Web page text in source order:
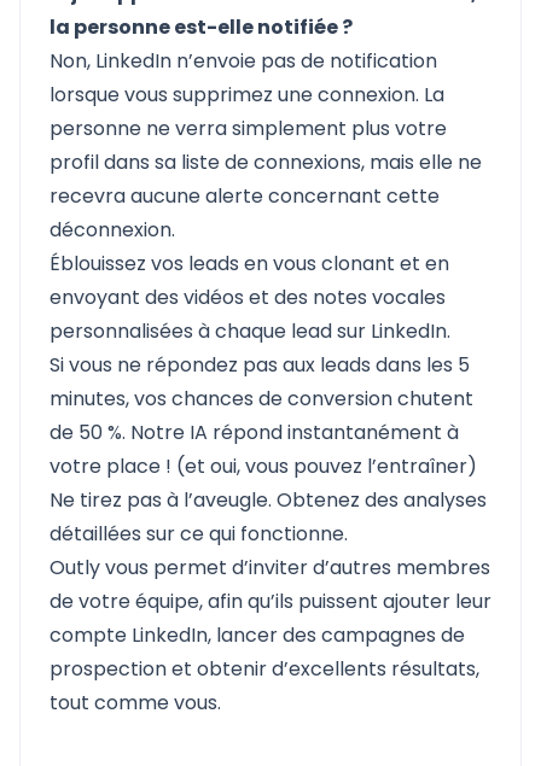
la personne est-elle notifiée ?
Non, LinkedIn n’envoie pas de notification
lorsque vous supprimez une connexion. La
personne ne verra simplement plus votre
profil dans sa liste de connexions, mais elle ne
recevra aucune alerte concernant cette
déconnexion.
Éblouissez vos leads en vous clonant et en
envoyant des vidéos et des notes vocales
personnalisées à chaque lead sur LinkedIn.
Si vous ne répondez pas aux leads dans les 5
minutes, vos chances de conversion chutent
de 50 %. Notre IA répond instantanément à
votre place ! (et oui, vous pouvez l’entraîner)
Ne tirez pas à l’aveugle. Obtenez des analyses
détaillées sur ce qui fonctionne.
Outly vous permet d’inviter d’autres membres
de votre équipe, afin qu’ils puissent ajouter leur
compte LinkedIn, lancer des campagnes de
prospection et obtenir d’excellents résultats,
tout comme vous.